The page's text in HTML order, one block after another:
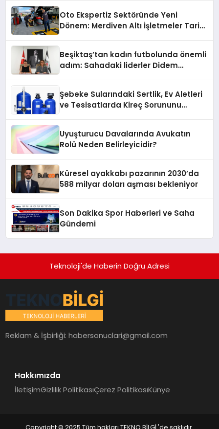
Oto Ekspertiz Sektöründe Yeni
Dönem: Merdiven Altı İşletmeler Tarih
Beşiktaş’tan kadın futbolunda önemli
adım: Sahadaki liderler Didem
Şebeke Sularındaki Sertlik, Ev Aletleri
ve Tesisatlarda Kireç Sorununu
Uyuşturucu Davalarında Avukatın
Rolü Neden Belirleyicidir?
Küresel ayakkabı pazarının 2030’da
588 milyar doları aşması bekleniyor
Son Dakika Spor Haberleri ve Saha
Gündemi
Teknoloji'de Haberin Doğru Adresi
Reklam & İşbirliği:habersonuclari@gmail.com
Hakkımızda
İletişimGizlilik PolitikasıÇerez PolitikasıKünye